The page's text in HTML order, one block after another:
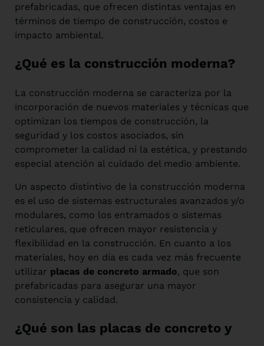
prefabricadas, que ofrecen distintas ventajas en
términos de tiempo de construcción, costos e
impacto ambiental.
¿Qué es la construcción moderna?
La construcción moderna se caracteriza por la
incorporación de nuevos materiales y técnicas que
optimizan los tiempos de construcción, la
seguridad y los costos asociados, sin
comprometer la calidad ni la estética, y prestando
especial atención al cuidado del medio ambiente.
Un aspecto distintivo de la construcción moderna
es el uso de sistemas estructurales avanzados y/o
modulares, como los entramados o sistemas
reticulares, que ofrecen mayor resistencia y
flexibilidad en la construcción. En cuanto a los
materiales, hoy en día es cada vez más frecuente
utilizar placas de concreto armado, que son
prefabricadas para asegurar una mayor
consistencia y calidad.
¿Qué son las placas de concreto y